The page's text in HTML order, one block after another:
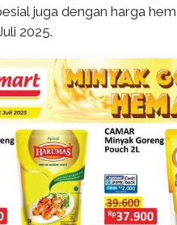
juga dengan harga
2025.